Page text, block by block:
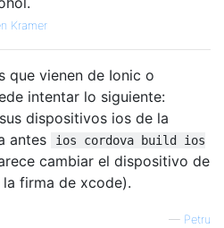
Kramer
que vienen de Ionic o
intentar lo siguiente:
dispositivos ios de la
antes
ios cordova build ios
cambiar el dispositivo de
firma de xcode).
— Petru